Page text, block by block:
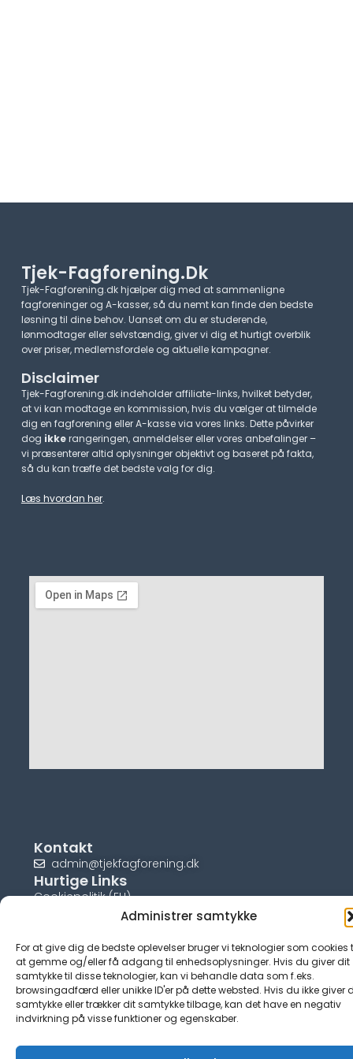
Administrer samtykke
For at give dig de bedste oplevelser bruger vi teknologier som cookies
at gemme og/eller få adgang til enhedsoplysninger. Hvis du giver dit
samtykke til disse teknologier, kan vi behandle data som f.eks.
browsingadfærd eller unikke ID'er på dette websted. Hvis du ikke giver
samtykke eller trækker dit samtykke tilbage, kan det have en negativ
indvirkning på visse funktioner og egenskaber.
Tjek-Fagforening.dk
Tjek-Fagforening.dk hjælper dig med at sammenligne
fagforeninger og A-kasser, så du nemt kan finde den bedste
løsning til dine behov. Uanset om du er studerende,
lønmodtager eller selvstændig, giver vi dig et hurtigt overblik
over priser, medlemsfordele og aktuelle kampagner.​
Disclaimer
Tjek-Fagforening.dk indeholder affiliate-links, hvilket betyder,
at vi kan modtage en kommission, hvis du vælger at tilmelde
dig en fagforening eller A-kasse via vores links. Dette påvirker
dog ikkerangeringen, anmeldelser eller vores anbefalinger –
vi præsenterer altid oplysninger objektivt og baseret på fakta,
så du kan træffe det bedste valg for dig.
Læs hvordan her.
Kontakt
admin@tjekfagforening.dk
Hurtige Links
Cookiepolitik (EU)
© tjek-fagforening.dk